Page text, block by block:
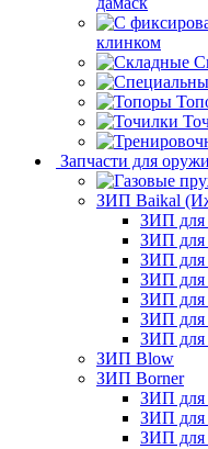
клинком
Запчасти для
ЗИП Baikal
ЗИП
ЗИП
ЗИП для
ЗИП
ЗИП
ЗИП
ЗИП
ЗИП Blow
ЗИП Borner
ЗИП для
ЗИП для
ЗИП для